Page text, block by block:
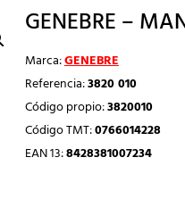
GENEBRE –
Marca:GENEBRE
Referencia:3820 010
Código propio:3820010
Código TMT:0766014228
EAN 13:8428381007234